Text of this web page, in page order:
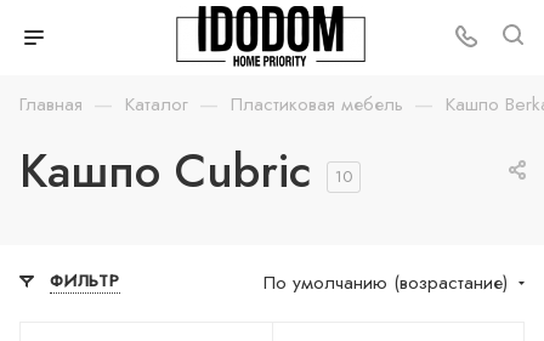
Главная — Каталог — Пластиковая мебель — Кашпо
Кашпо Cubric 10
ФИЛЬТР По умолчанию (возрастание)